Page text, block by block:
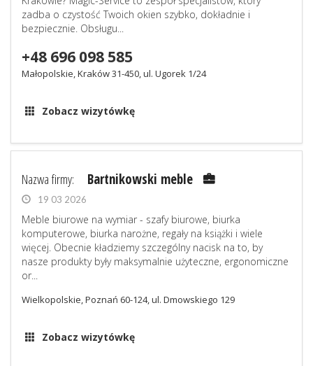
zadba o czystość Twoich okien szybko, dokładnie i
bezpiecznie. Obsługu...
+48 696 098 585
Małopolskie, Kraków 31-450, ul. Ugorek 1/24
Zobacz wizytówkę
Nazwa firmy: Bartnikowski meble
19 03 2026
Meble biurowe na wymiar - szafy biurowe, biurka
komputerowe, biurka narożne, regały na książki i wiele
więcej. Obecnie kładziemy szczególny nacisk na to, by
nasze produkty były maksymalnie użyteczne, ergonomiczne
or...
Wielkopolskie, Poznań 60-124, ul. Dmowskiego 129
Zobacz wizytówkę